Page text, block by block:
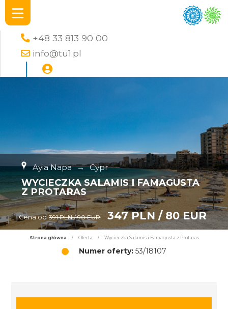
+48 33 813 90 00
info@tu1.pl
Ayia Napa → Cypr
WYCIECZKA SALAMIS I FAMAGUSTA
Z PROTARAS
Cena od 391 PLN / 90 EUR 347 PLN / 80 EUR
Strona główna / Oferta / Wycieczka Salamis i Famagusta z Protaras
Numer oferty: 53/18107